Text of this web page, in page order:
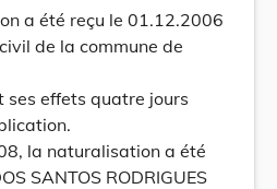
a été reçu le 01.12.2006
de la commune de
effets quatre jours
la naturalisation a été
SANTOS RODRIGUES